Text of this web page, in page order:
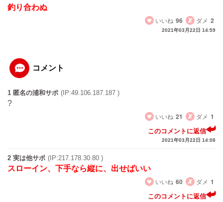
釣り合わぬ
いいね 96 ダメ 2
2021年03月22日 14:59
コメント
1 匿名の浦和サポ (IP:49.106.187.187 )
?
いいね 21 ダメ 1
このコメントに返信
2021年03月22日 14:08
2 実は他サポ (IP:217.178.30.80 )
スローイン、下手なら縦に、出せばいい
いいね 60 ダメ 1
このコメントに返信